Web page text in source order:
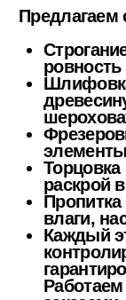
влаги,
Каждый этап
гарантировать
Работаем как
заказами, так
для бизнеса
Контакты
г. Москва,
п. Воскресенское,
Пн-Сб с 8:00 до 18:00
8 (495) 105-98-84
Консультация